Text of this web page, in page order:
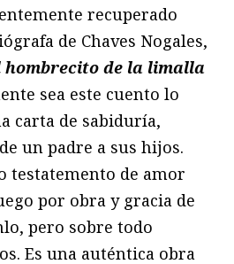
recuperado
de Chaves Nogales,
hombrecito de la limalla
sea este cuento lo
carta de sabiduría,
un padre a sus hijos.
testatemento de amor
por obra y gracia de
pero sobre todo
Es una auténtica obra